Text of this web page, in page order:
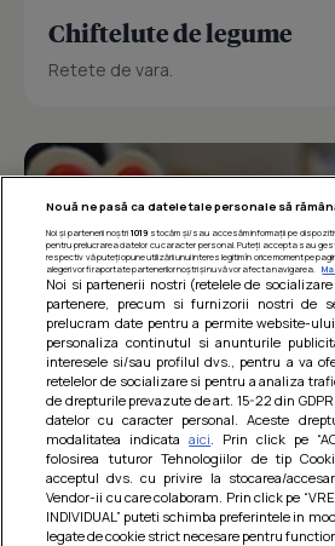
Chiftelute de legume
Retete de vara.
Barcute din vinete cu
Un deliciu usor de preparat!
Nouă ne pasă ca datele tale personale să
Noi și partenerii noștri 1019stocăm și/sau accesăm informații pe
pentru prelucrarea datelor cu caracter personal. Puteți accepta sau
respectiv vă puteți opune utilizării unui interes legitim în orice moment pe
alegeri vor fi raportate partenerilor noștri și nu vă vor afecta navigarea.
Noi si partenerii nostri (retelele de
partenere, precum si furnizorii nostri de
prelucram date pentru a permite website-
personaliza continutul si anunturile
interesele si/sau profilul dvs., pentru a va
retelelor de socializare si pentru a analiza
de drepturile prevazute de art. 15-22 din
datelor cu caracter personal. Aceste
modalitatea indicataaici . Prin click pe
folosirea tuturor Tehnologiilor de tip
acceptul dvs. cu privire la stocarea/
Vendor-ii cu care colaboram. Prin click pe
INDIVIDUAL” puteti schimba preferintele in
legate de cookie strict necesare pentru